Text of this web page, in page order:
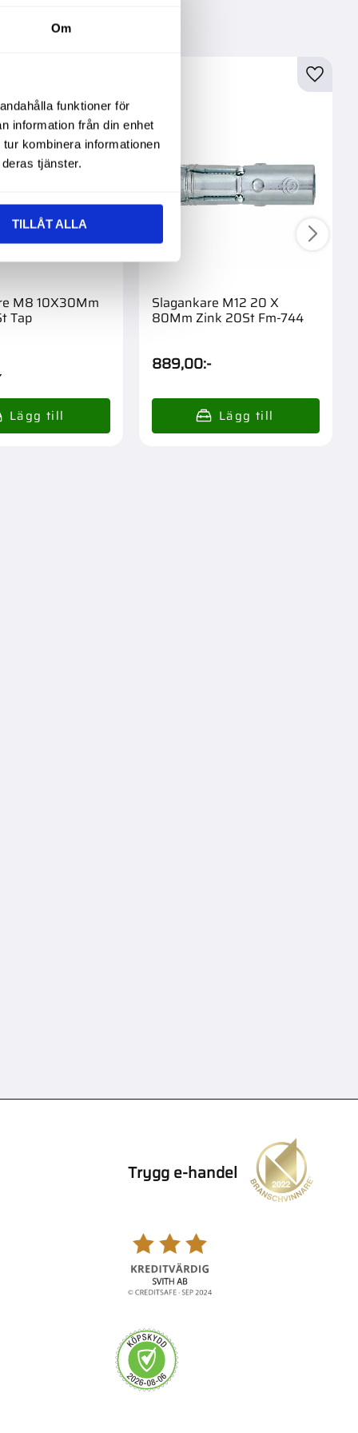
Om
funktioner för
information från din enhet
kombinera informationen
tjänster.
TILLÅT ALLA
M8 10X30Mm
Tap
Slagankare M12 20 X
80Mm Zink 20St Fm-744
889,00:-
Trygg e-handel